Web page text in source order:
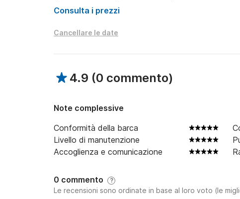
Consulta i prezzi
Cancellare le date
4.9 (0 commento)
Note complessive
Conformità della barca
Livello di manutenzione
Accoglienza e comunicazione
0 commento ?
Le recensioni sono ordinate in base al loro voto (le